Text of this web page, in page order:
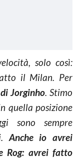
solo così:
il Milan. Per
Jorginho. Stimo
quella posizione
sono sempre
Anche io avrei
Rog: avrei fatto